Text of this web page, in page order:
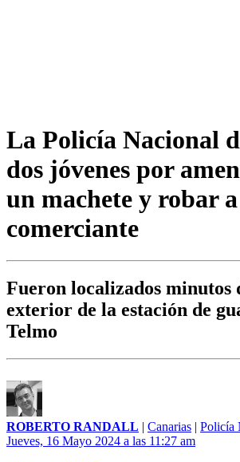
La Policía Nacional
dos jóvenes por
un machete y robar
comerciante
Fueron localizados minutos
exterior de la estación de
Telmo
ROBERTO RANDALL | Canarias | Policía
Jueves, 16 Mayo 2024 a las 11:27 am